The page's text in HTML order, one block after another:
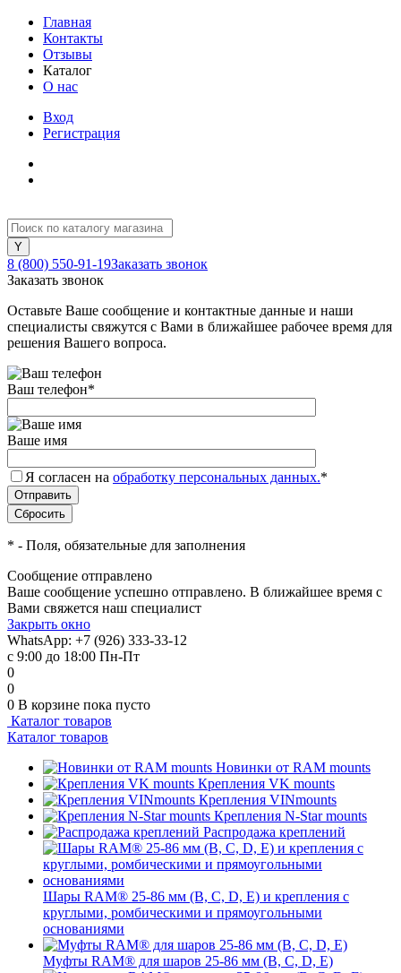
Главная
Контакты
Отзывы
Каталог
О нас
Вход
Регистрация
8 (800) 550-91-19Заказать звонок
Заказать звонок
Оставьте Ваше сообщение и контактные данные и наши
специалисты свяжутся с Вами в ближайшее рабочее время для
решения Вашего вопроса.
Ваш телефон*
Ваше имя
Я согласен на обработку персональных данных.*
* - Поля, обязательные для заполнения
Сообщение отправлено
Ваше сообщение успешно отправлено. В ближайшее время с
Вами свяжется наш специалист
Закрыть окно
WhatsApp: +7 (926) 333-33-12
с 9:00 до 18:00 Пн-Пт
0
0
0 В корзине пока пусто
Каталог товаров
Каталог товаров
Новинки от RAM mounts
Крепления VK mounts
Крепления VINmounts
Крепления N-Star mounts
Распродажа креплений
Шары RAM® 25-86 мм (B, C, D, E) и крепления с
круглыми, ромбическими и прямоугольными
основаниями
Муфты RAM® для шаров 25-86 мм (B, C, D, E)